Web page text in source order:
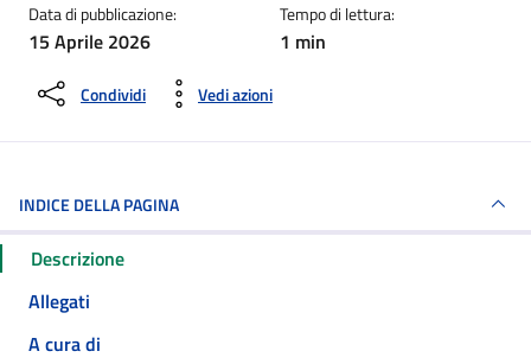
Data di pubblicazione:
15 Aprile 2026
Tempo di lettura:
1 min
Condividi Vedi azioni
INDICE DELLA PAGINA
Descrizione
Allegati
A cura di